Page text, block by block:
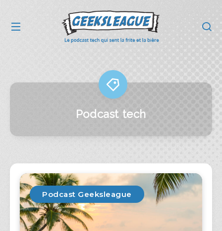
Podcast tech
Podcast Geeksleague